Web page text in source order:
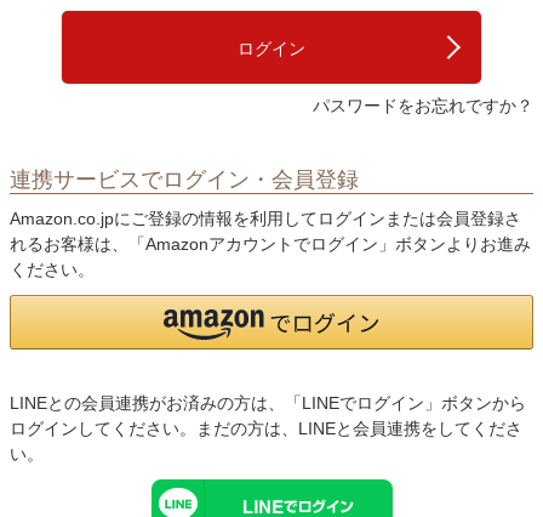
須
ログイン
パスワードをお忘れですか？
連携サービスでログイン・会員登録
Amazon.co.jpにご登録の情報を利用してログインまたは会員登録さ
れるお客様は、「Amazonアカウントでログイン」ボタンよりお進み
ください。
LINEとの会員連携がお済みの方は、「LINEでログイン」ボタンから
ログインしてください。まだの方は、 LINEと会員連携をしてくださ
い。